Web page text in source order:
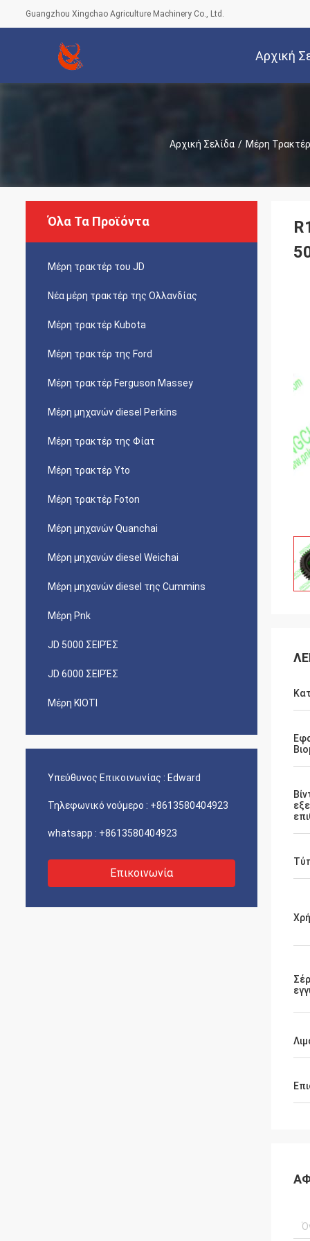
Guangzhou Xingchao Agriculture Machinery Co., Ltd.
Αρχική
Αρχική Σελίδα / Μέρη
Όλα Τα Προϊόντα
Μέρη τρακτέρ του JD
Νέα μέρη τρακτέρ της Ολλανδίας
Μέρη τρακτέρ Kubota
Μέρη τρακτέρ της Ford
Μέρη τρακτέρ Ferguson Massey
Μέρη μηχανών diesel Perkins
Μέρη τρακτέρ της Φίατ
Μέρη τρακτέρ Yto
Μέρη τρακτέρ Foton
Μέρη μηχανών Quanchai
Μέρη μηχανών diesel Weichai
Μέρη μηχανών diesel της Cummins
Μέρη Pnk
JD 5000 ΣΕΙΡΈΣ
JD 6000 ΣΕΙΡΈΣ
Μέρη ΚΙΟΤΙ
Υπεύθυνος Επικοινωνίας : Edward
Τηλεφωνικό νούμερο : +8613580404923
whatsapp : +8613580404923
Επικοινωνία